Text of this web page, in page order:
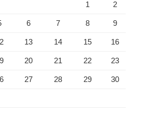
1 2
6 7 8 9
13 14 15 16
20 21 22 23
27 28 29 30